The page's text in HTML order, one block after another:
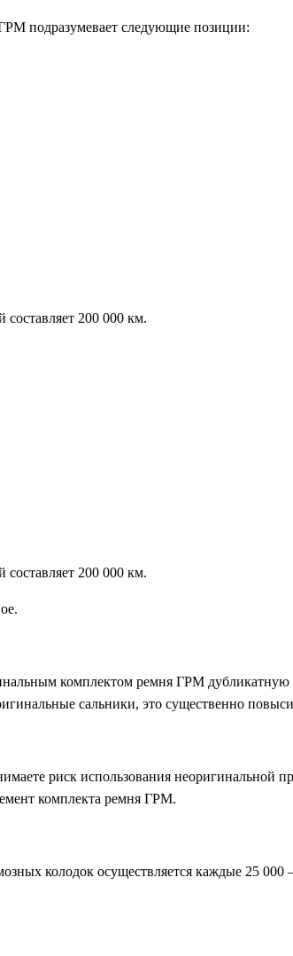
подразумевает следующие позиции:
200 000 км.
200 000 км.
комплектом ремня ГРМ дубликатную
сальники, это существенно
риск использования неоригинальной
комплекта ремня ГРМ.
колодок осуществляется каждые 25